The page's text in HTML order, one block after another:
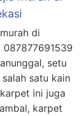
di
087877691539
setu
satu kain
ini juga
karpet